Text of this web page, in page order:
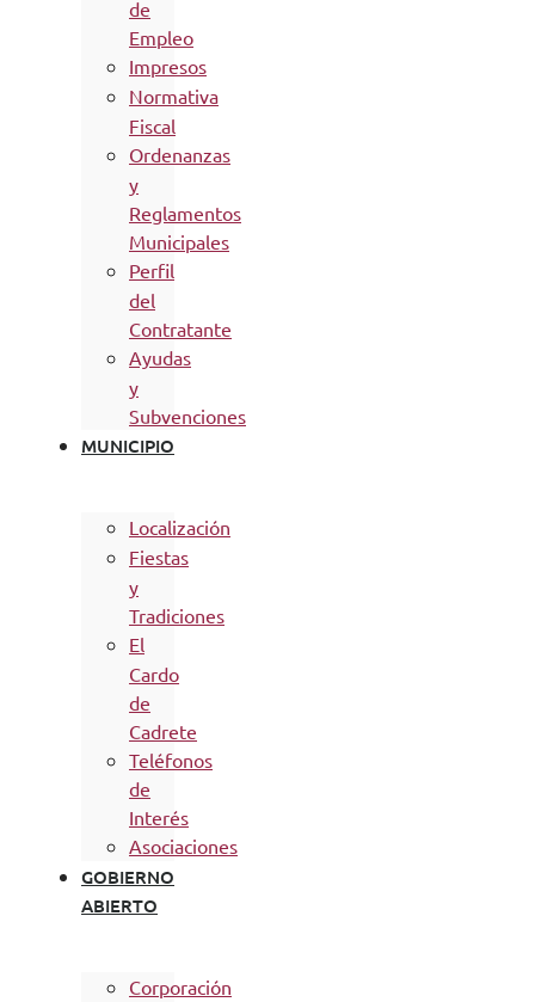
de
Empleo
Impresos
Normativa
Fiscal
Ordenanzas
y
Reglamentos
Municipales
Perfil
del
Contratante
Ayudas
y
Subvenciones
MUNICIPIO
Localización
Fiestas
y
Tradiciones
El
Cardo
de
Cadrete
Teléfonos
de
Interés
Asociaciones
GOBIERNO
ABIERTO
Corporación